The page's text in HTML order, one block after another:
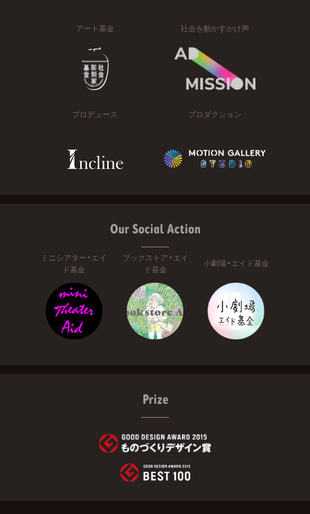
アート基金 社会を動かすかけ声
プロデュース プロダクション
Our Social Action
ミニシアター・エイ
ド基金
ブックストア・エイ
ド基金
小劇場・エイド基金
Prize